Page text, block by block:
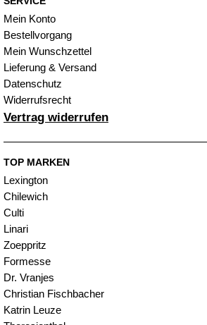
Mein Konto
Bestellvorgang
Mein Wunschzettel
Lieferung & Versand
Datenschutz
Widerrufsrecht
Vertrag widerrufen
TOP MARKEN
Lexington
Chilewich
Culti
Linari
Zoeppritz
Formesse
Dr. Vranjes
Christian Fischbacher
Katrin Leuze